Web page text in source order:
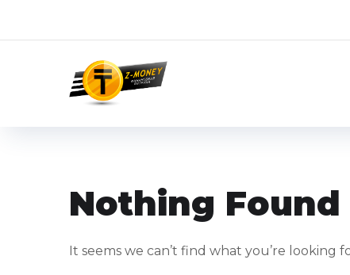
Nothing Found
It seems we can’t find what you’re looking